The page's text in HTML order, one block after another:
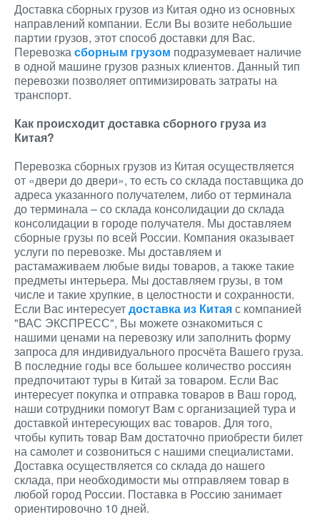
Доставка сборных грузов из Китая одно из основных
направлений компании. Если Вы возите небольшие
партии грузов, этот способ доставки для Вас.
Перевозкасборным грузом подразумевает наличие
в одной машине грузов разных клиентов. Данный тип
перевозки позволяет оптимизировать затраты на
транспорт.
Как происходит доставка сборного груза из
Китая?
Перевозка сборных грузов из Китая осуществляется
от «двери до двери», то есть со склада поставщика до
адреса указанного получателем, либо от терминала
до терминала – со склада консолидации до склада
консолидации в городе получателя. Мы доставляем
сборные грузы по всей России. Компания оказывает
услуги по перевозке. Мы доставляем и
растамаживаем любые виды товаров, а также такие
предметы интерьера. Мы доставляем грузы, в том
числе и такие хрупкие, в целостности и сохранности.
Если Вас интересуетдоставка из Китаяс компанией
"ВАС ЭКСПРЕСС", Вы можете ознакомиться с
нашими ценами на перевозку или заполнить форму
запроса для индивидуального просчёта Вашего груза.
В последние годы все большее количество россиян
предпочитают туры в Китай за товаром. Если Вас
интересует покупка и отправка товаров в Ваш город,
наши сотрудники помогут Вам с организацией тура и
доставкой интересующих вас товаров. Для того,
чтобы купить товар Вам достаточно приобрести билет
на самолет и созвониться с нашими специалистами.
Доставка осуществляется со склада до нашего
склада, при необходимости мы отправляем товар в
любой город России. Поставка в Россию занимает
ориентировочно 10 дней.